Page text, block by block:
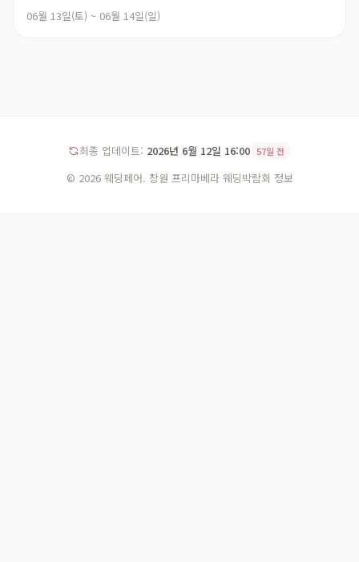
06월 13일(토) ~ 06월 14일(일)
최종 업데이트: 2026년 6월 12일 16:00 57일 전
© 2026 웨딩페어. 창원 프리마베라 웨딩박람회 정보